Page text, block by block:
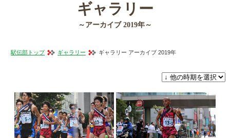
ギャラリー
～アーカイブ 2019年～
駅伝部トップ ギャラリー ギャラリー アーカイブ 2019年